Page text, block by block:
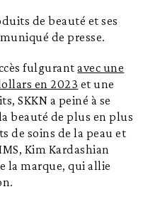
de beauté et ses
de presse.
fulgurantavec une
en 2023 et une
SKKN a peiné à se
beauté de plus en plus
de soins de la peau et
Kim Kardashian
la marque, qui allie